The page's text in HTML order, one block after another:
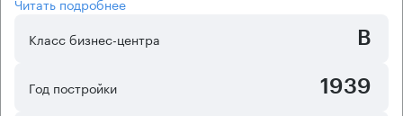
парковки личного и служебного транспорта
арендаторов
готовой отделкой, так и без ремонта. Очистка
воздуха в помещениях офисного центра
Класс бизнес-центра
B
Год постройки 1939